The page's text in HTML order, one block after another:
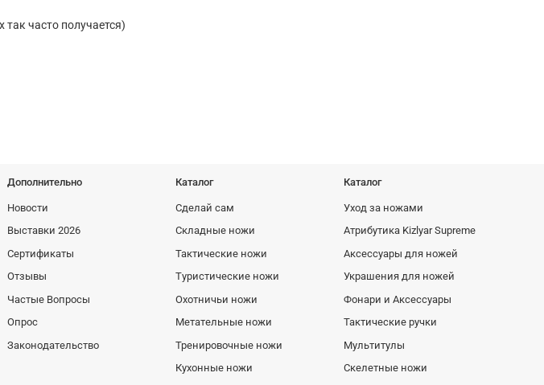
часто получается)
Дополнительно
Новости
Выставки 2026
Сертификаты
Отзывы
Частые Вопросы
Опрос
Законодательство
Каталог
Сделай сам
Складные ножи
Тактические ножи
Туристические ножи
Охотничьи ножи
Метательные ножи
Тренировочные ножи
Кухонные ножи
Каталог
Уход за ножами
Атрибутика Kizlyar Supreme
Аксессуары для ножей
Украшения для ножей
Фонари и Аксессуары
Тактические ручки
Мультитулы
Скелетные ножи